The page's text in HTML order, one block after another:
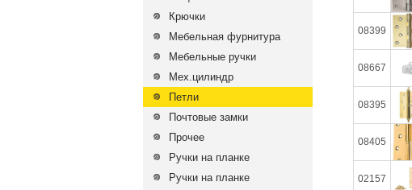
Крючки
Мебельная фурнитура
Мебельные ручки
Мех.цилиндр
Петли
Почтовые замки
Прочее
Ручки на планке
Ручки на планке
08399
08667
08395
08405
02157